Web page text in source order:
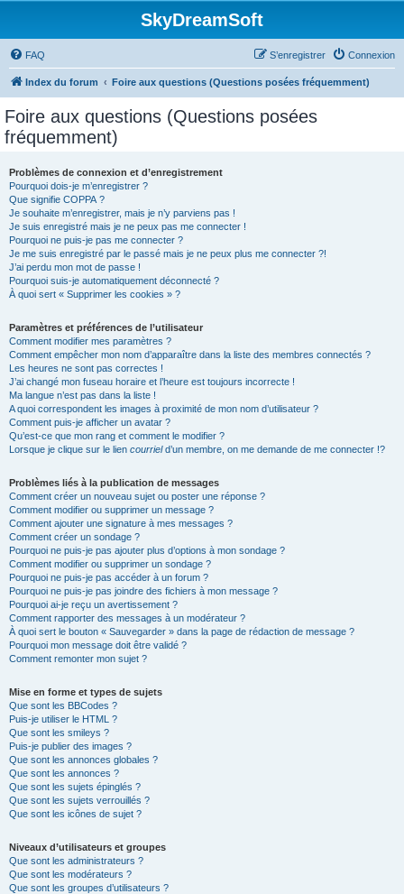
SkyDreamSoft
FAQ Connexion
S’enregistrer
Index du forum Foire aux questions (Questions posées fréquemment)
Foire aux questions (Questions posées
fréquemment)
Problèmes de connexion et d’enregistrement
Pourquoi dois-je m’enregistrer ?
Que signifie COPPA ?
Je souhaite m’enregistrer, mais je n’y parviens pas !
Je suis enregistré mais je ne peux pas me connecter !
Pourquoi ne puis-je pas me connecter ?
Je me suis enregistré par le passé mais je ne peux plus me connecter ?!
J’ai perdu mon mot de passe !
Pourquoi suis-je automatiquement déconnecté ?
À quoi sert « Supprimer les cookies » ?
Paramètres et préférences de l’utilisateur
Comment modifier mes paramètres ?
Comment empêcher mon nom d’apparaître dans la liste des membres connectés ?
Les heures ne sont pas correctes !
J’ai changé mon fuseau horaire et l’heure est toujours incorrecte !
Ma langue n’est pas dans la liste !
A quoi correspondent les images à proximité de mon nom d’utilisateur ?
Comment puis-je afficher un avatar ?
Qu’est-ce que mon rang et comment le modifier ?
Lorsque je clique sur le lien courrield’un membre, on me demande de me connecter !?
Problèmes liés à la publication de messages
Comment créer un nouveau sujet ou poster une réponse ?
Comment modifier ou supprimer un message ?
Comment ajouter une signature à mes messages ?
Comment créer un sondage ?
Pourquoi ne puis-je pas ajouter plus d’options à mon sondage ?
Comment modifier ou supprimer un sondage ?
Pourquoi ne puis-je pas accéder à un forum ?
Pourquoi ne puis-je pas joindre des fichiers à mon message ?
Pourquoi ai-je reçu un avertissement ?
Comment rapporter des messages à un modérateur ?
À quoi sert le bouton « Sauvegarder » dans la page de rédaction de message ?
Pourquoi mon message doit être validé ?
Comment remonter mon sujet ?
Mise en forme et types de sujets
Que sont les BBCodes ?
Puis-je utiliser le HTML ?
Que sont les smileys ?
Puis-je publier des images ?
Que sont les annonces globales ?
Que sont les annonces ?
Que sont les sujets épinglés ?
Que sont les sujets verrouillés ?
Que sont les icônes de sujet ?
Niveaux d’utilisateurs et groupes
Que sont les administrateurs ?
Que sont les modérateurs ?
Que sont les groupes d’utilisateurs ?